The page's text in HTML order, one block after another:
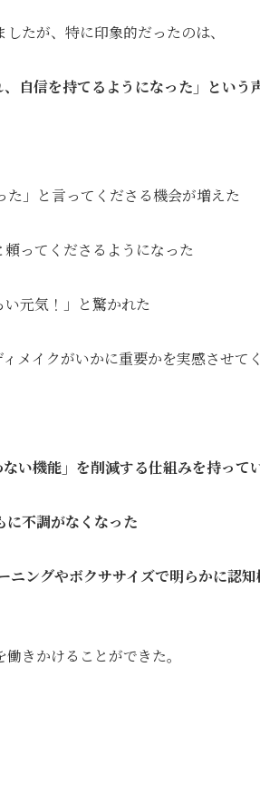
たが、特に印象的だったのは、
自信を持てるようになった」という
」と言ってくださる機会が増えた
ってくださるようになった
元気！」と驚かれた
メイクがいかに重要かを実感させて
い機能」を削減する仕組みを持って
に不調がなくなった
ングやボクササイズで明らかに認
働きかけることができた。